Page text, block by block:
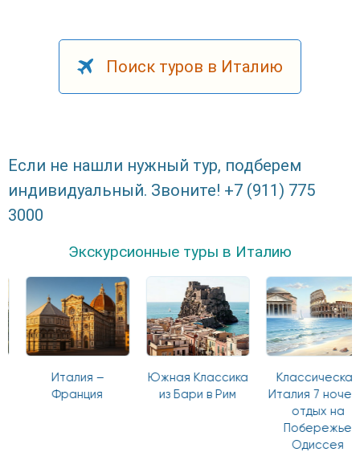
Поиск туров в Италию
Если не нашли нужный тур, подберем
индивидуальный. Звоните! +7 (911) 775
3000
Экскурсионные туры в Италию
Италия –
Франция
Южная Классика
из Бари в Рим
Классическая
Италия 7 ночей и
отдых на
Побережье
Одиссея